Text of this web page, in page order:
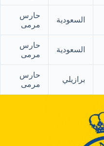
السعودية
حارس
مرمى
السعودية
حارس
مرمى
برازيلي
حارس
مرمى